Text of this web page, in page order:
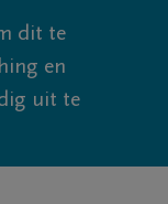
dit te
en
uit te